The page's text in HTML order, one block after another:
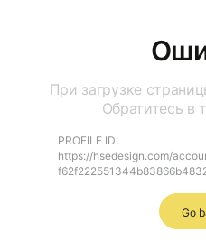
При загрузке
Обратитесь в
PROFILE ID:
https://hsedesign.com/
Go